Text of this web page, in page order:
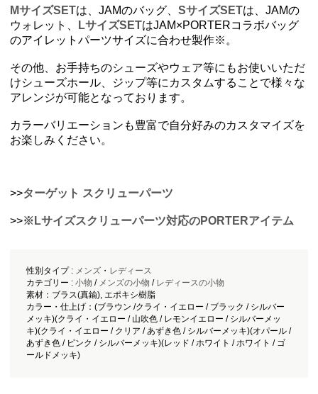
MサイズSETは、JAMのバッグ、SサイズSETは、JAMの
ウォレット、
LサイズSETはJAM×PORTERコラボバッグ
のアイレットパーツサイズに合わせ製作※。
その他、お手持ちのシューズやウェア等にもお使いいただ
けシューズホール、ジップ等にカスタムすることで様々な
アレンジが可能となっております。
カラーバリエーションも豊富で自分好みのカスタマイズを
お楽しみください。
>>ターゲット スクリューパーツ
>>※Lサイズスクリューパーツ対応のPORTERアイテム
性別タイプ : メンズ・ レディース
カテゴリー : 小物 / メンズの小物 / レディースの小物
素材：ブラス(真鍮), エポキシ樹脂
カラー・仕上げ：(ブラウン /クライ・イエロー / ブラック / シルバー
メッキ)(クライ・イエロー / 山吹色 / レモンイエロー / シルバーメッ
キ)(クライ・イエロー / クリア / あずき色 / シルバーメッキ)(オパール /
あずき色 / ピンク / シルバーメッキ)(レッド / ホワイト / ホワイト / ゴ
ールドメッキ)